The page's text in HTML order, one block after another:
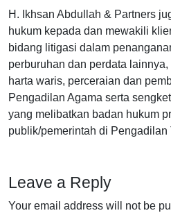
H. Ikhsan Abdullah & Partners
hukum kepada dan mewakili
bidang litigasi dalam
perburuhan dan perdata
harta waris, perceraian dan
Pengadilan Agama serta
yang melibatkan badan hukum
publik/pemerintah di Pengadilan
Leave a Reply
Your email address will not be